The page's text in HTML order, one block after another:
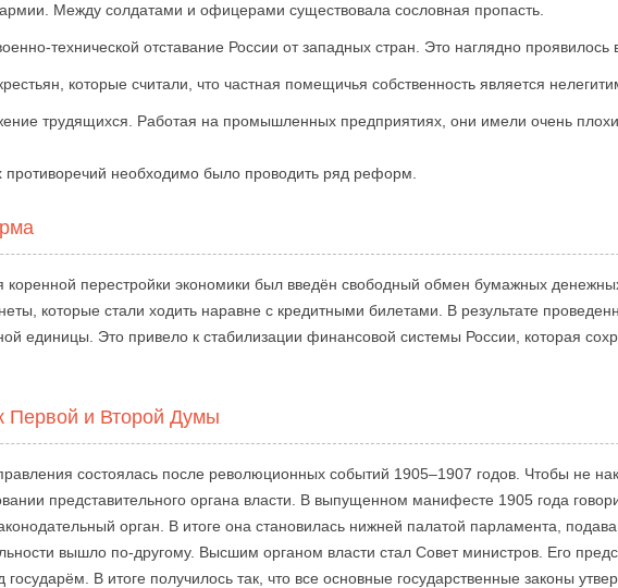
Между солдатами и офицерами существовала сословная пропасть.
технической отставание России от западных стран. Это наглядно проявилось
которые считали, что частная помещичья собственность является
трудящихся. Работая на промышленных предприятиях, они имели очень
противоречий необходимо было проводить ряд реформ.
перестройки экономики был введён свободный обмен бумажных
которые стали ходить наравне с кредитными билетами. В результате
единицы. Это привело к стабилизации финансовой системы России, которая
Первой и Второй Думы
состоялась после революционных событий 1905–1907 годов. Чтобы не
представительного органа власти. В выпущенном манифесте 1905 года
орган. В итоге она становилась нижней палатой парламента,
вышло по-другому. Высшим органом власти стал Совет министров. Его
государём. В итоге получилось так, что все основные государственные законы